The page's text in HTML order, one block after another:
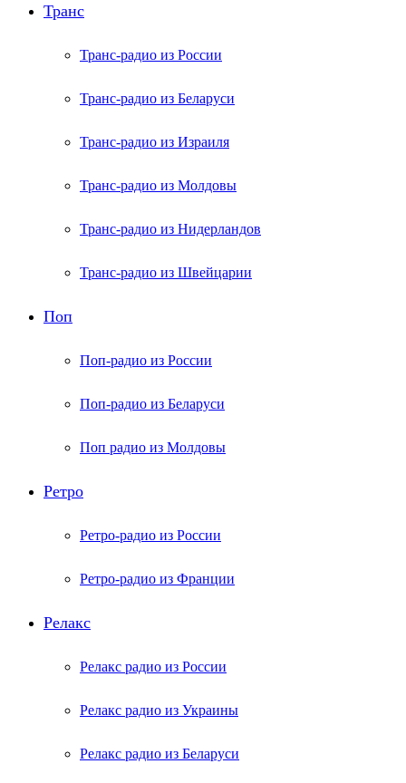
Транс
Транс-радио из России
Транс-радио из Беларуси
Транс-радио из Израиля
Транс-радио из Молдовы
Транс-радио из Нидерландов
Транс-радио из Швейцарии
Поп
Поп-радио из России
Поп-радио из Беларуси
Поп радио из Молдовы
Ретро
Ретро-радио из России
Ретро-радио из Франции
Релакс
Релакс радио из России
Релакс радио из Украины
Релакс радио из Беларуси